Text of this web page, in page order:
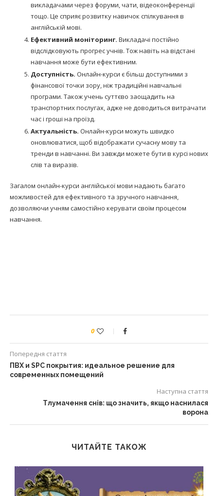
викладачами через форуми, чати, відеоконференції
тощо. Це сприяє розвитку навичок спілкування в
англійській мові.
Ефективний моніторинг. Викладачі постійно
відслідковують прогрес учнів. Тож навіть на відстані
навчання може бути ефективним.
Доступність. Онлайн-курси є більш доступними з
фінансової точки зору, ніж традиційні навчальні
програми. Також учень суттєво заощадить на
транспортних послугах, адже не доводиться витрачати
час і гроші на проїзд.
Актуальність. Онлайн-курси можуть швидко
оновлюватися, щоб відображати сучасну мову та
тренди в навчанні. Ви завжди можете бути в курсі нових
слів та виразів.
Загалом онлайн-курси англійської мови надають багато
можливостей для ефективного та зручного навчання,
дозволяючи учням самостійно керувати своїм процесом
навчання.
0
Попередня стаття
ПВХ и SPC покрытия: идеальное решение для
современных помещений
Наступна стаття
Тлумачення снів: що значить, якщо наснилася
ворона
ЧИТАЙТЕ ТАКОЖ